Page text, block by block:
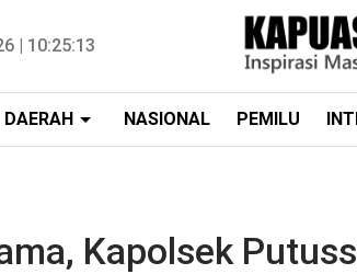
| 10:25:14
DAERAH NASIONAL PEMILU
Kapolsek